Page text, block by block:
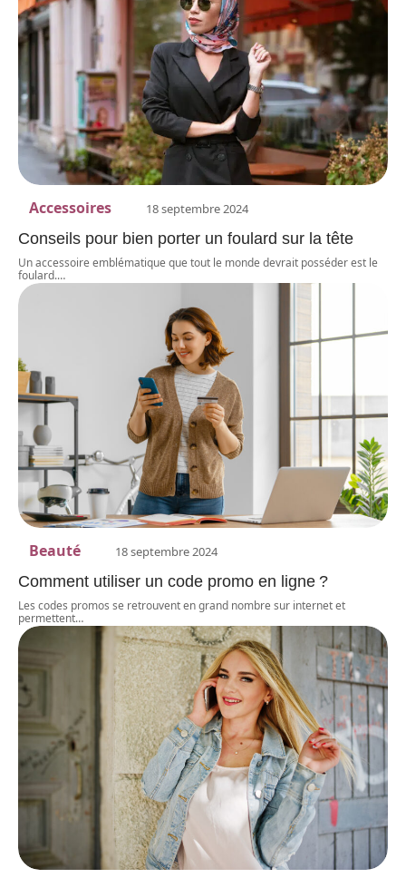
Accessoires 18 septembre 2024
Conseils pour bien porter un foulard sur la tête
Un accessoire emblématique que tout le monde devrait posséder est le
foulard.…
Beauté 18 septembre 2024
Comment utiliser un code promo en ligne ?
Les codes promos se retrouvent en grand nombre sur internet et
permettent…